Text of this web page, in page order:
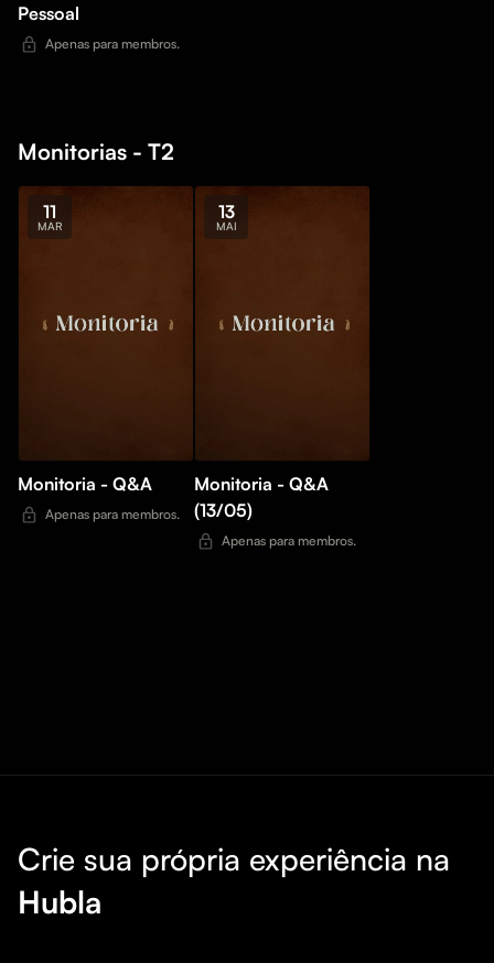
Pessoal
Apenas para membros.
Monitorias - T2
11
MAR
Monitoria - Q&A
Apenas para membros.
13
MAI
Monitoria - Q&A
(13/05)
Apenas para membros.
Crie sua própria experiência na
Hubla